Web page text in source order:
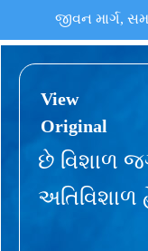
જીવન માર્ગ,
View
Original
છે વિશાળ
અતિવિશાળ